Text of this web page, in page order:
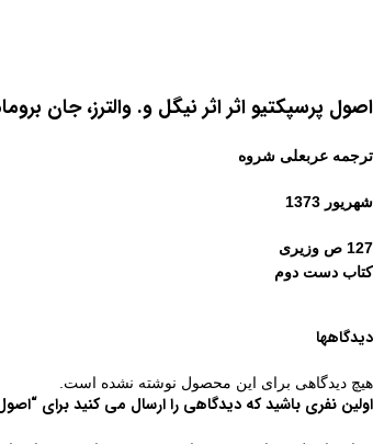
اصول پرسپکتیو اثر اثر نیگل‌ و. والترز، جا‌ن‌
ترجمه‌ عربعلی‌ شروه‌
شهریور 1373
127 ص وزیری
کتاب دست دوم
دیدگاهها
هیچ دیدگاهی برای این محصول نوشته نشده است.
اولین نفری باشید که دیدگاهی را ارسال می کنید برای “اصول